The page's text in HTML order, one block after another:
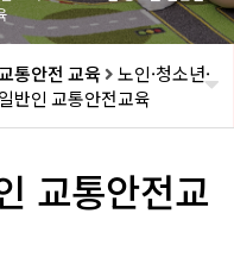
통안전 교육
노인·청소년·
일반인 교통안전교육
교통안전교